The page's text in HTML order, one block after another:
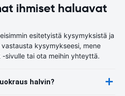
ihmiset haluavat
esitetyistä kysymyksistä ja
kysymykseesi, mene
sivulle tai ota meihin yhteyttä.
halvin?